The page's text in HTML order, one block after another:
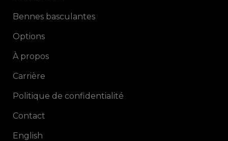
Bennes basculantes
Options
À propos
Carrière
Politique de confidentialité
Contact
English